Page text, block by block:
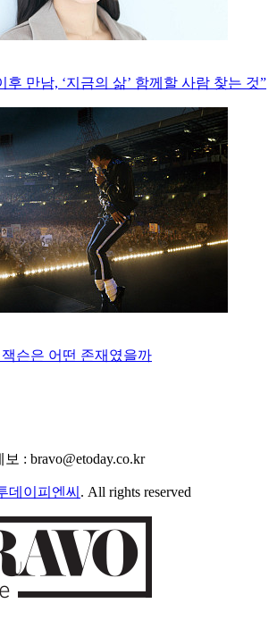
후 만남, ‘지금의 삶’ 함께할 사람 찾는 것”
슨은 어떤 존재였을까
: bravo@etoday.co.kr
데이피엔씨 . All rights reserved